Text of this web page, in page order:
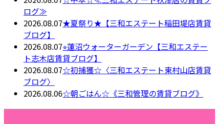
ログ≫
2026.08.07★夏祭り★【三和エステート稲田堤店賃貸
ブログ】
2026.08.07⭐︎蓮沼ウォーターガーデン【三和エステー
ト志木店賃貸ブログ】
2026.08.07☆初捕獲☆〈三和エステート東村山店賃貸
ブログ〉
2026.08.06☆朝ごはん☆《三和管理の賃貸ブログ》